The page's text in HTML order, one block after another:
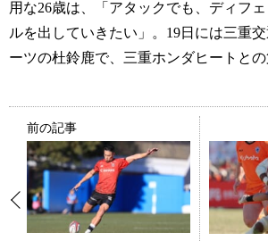
用な26歳は、「アタックでも、ディフ
ルを出していきたい」。19日には三重
ーツの杜鈴鹿で、三重ホンダヒートとの
前の記事